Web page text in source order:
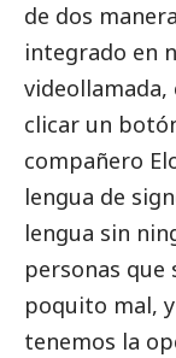
de dos
integrado en
videollamada,
clicar un
compañero
lengua de
lengua sin
personas que
poquito mal,
tenemos la